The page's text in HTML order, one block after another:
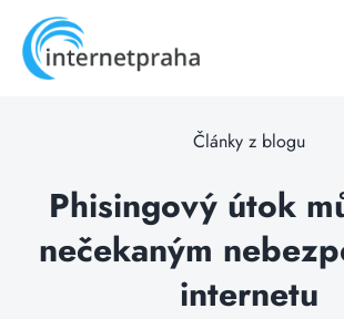
content
Balíčky internetu
Více o internetu
Články z blogu
Phisingový útok
nečekaným
internetu